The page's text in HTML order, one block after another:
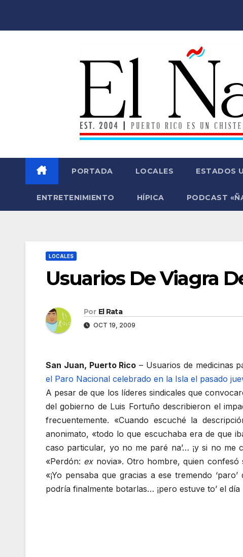
PORTADA LOCALES ESTADOS
ENTRETENIMIENTO HÍPICA PODCAST
LOCALES
Usuarios De Viagra
Por El Rata
OCT 19, 2009
San Juan, Puerto Rico – Usuarios de medicinas
el Paro Nacional celebrado en la Isla el pasado
A pesar de que los líderes sindicales que
del gobierno de Luis Fortuño describieron el
frecuentemente. «Cuando escuché la
anonimato, «todo lo que escuchaba era de que
caso particular, yo no me paré na’… ¡y si no me
«Perdón: exnovia». Otro hombre, quien confesó
«¡Yo pensaba que gracias a ese tremendo
podría finalmente botarlas… ¡pero estuve to’ el